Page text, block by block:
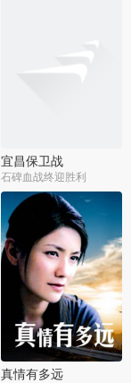
宜昌保卫战
石碑血战终迎胜利
全25集
真情有多远